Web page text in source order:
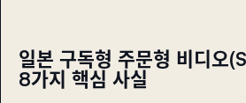
일본 구독형 주문형 비디오
8가지 핵심 사실